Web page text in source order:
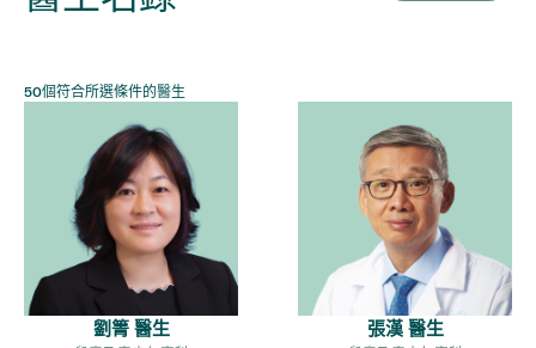
50個符合所選條件的醫生
劉箐 醫生 張漢 醫生